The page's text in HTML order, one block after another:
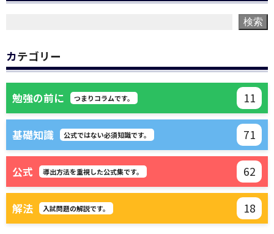
検索
カテゴリー
勉強の前に つまりコラムです。 11
基礎知識 公式ではない必須知識です。 71
公式 導出方法を重視した公式集です。 62
解法 入試問題の解説です。 18